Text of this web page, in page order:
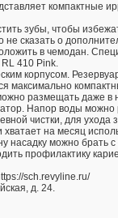
компактные
зубы, чтобы
не сказать о
в чемодан.
410 Pink.
корпусом.
максимально
размещать даже в
Напор воды можно
чистки, для
на месяц
насадку можно брать
профилактику
sch.revyline.ru/
д. 24.